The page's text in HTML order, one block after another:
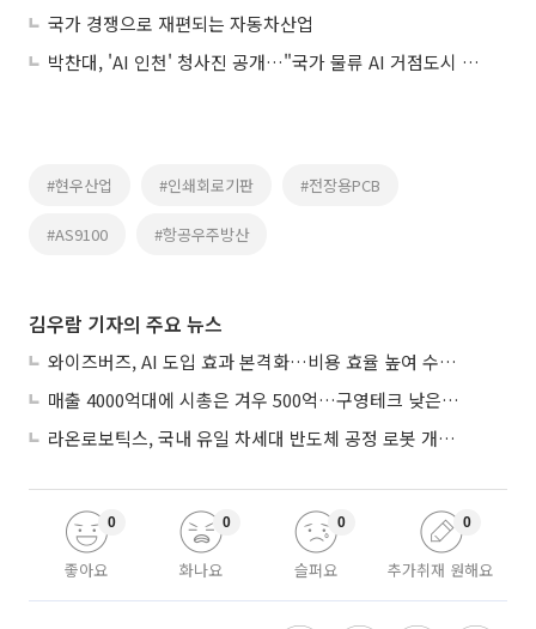
국가 경쟁으로 재편되는 자동차산업
박찬대, 'AI 인천' 청사진 공개…"국가 물류 AI 거점도시 전환"
#현우산업 #인쇄회로기판 #전장용PCB
#AS9100 #항공우주방산
김우람 기자의 주요 뉴스
와이즈버즈, AI 도입 효과 본격화…비용 효율 높여 수익성 개선
매출 4000억대에 시총은 겨우 500억…구영테크 낮은 몸값에 저가 승계 마무리
라온로보틱스, 국내 유일 차세대 반도체 공정 로봇 개발 ‘고객사 테스트 진행’
좋아요
0
화나요
0
슬퍼요
0
추가취재 원해요
0